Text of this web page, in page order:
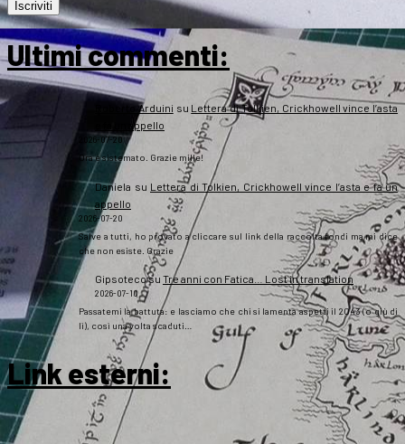
Ultimi commenti:
Roberto Arduini su Lettera di Tolkien, Crickhowell vince l’asta
e fa un appello
2026-07-20
Ora è sistemato. Grazie mille!
Daniela su Lettera di Tolkien, Crickhowell vince l’asta e fa un
appello
2026-07-20
Salve a tutti, ho provato a cliccare sul link della raccolta fondi ma mi dice
che non esiste. Grazie
Gipsotecosu Tre anni con Fatica… Lost in translation
2026-07-10
Passatemi la battuta: e lasciamo che chi si lamenta aspetti il 2043 (o giù di
lì), così una volta scaduti…
Link esterni: